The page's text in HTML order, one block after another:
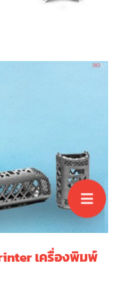
เครื่องพิมพ์